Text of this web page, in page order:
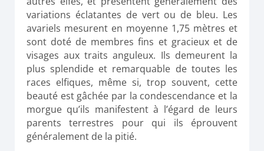
variations éclatantes de vert ou de bleu. Les
avariels mesurent en moyenne 1,75 mètres et
sont doté de membres fins et gracieux et de
visages aux traits anguleux. Ils demeurent la
plus splendide et remarquable de toutes les
races elfiques, même si, trop souvent, cette
beauté est gâchée par la condescendance et la
morgue qu’ils manifestent à l’égard de leurs
parents terrestres pour qui ils éprouvent
généralement de la pitié.